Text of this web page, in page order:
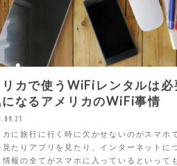
カで使うWiFiレンタルは必
になるアメリカのWiFi事情
カに旅行に行く時に欠かせないのがスマホ
見たりアプリを見たり、インターネットに
報の全てがスマホに入っているといって